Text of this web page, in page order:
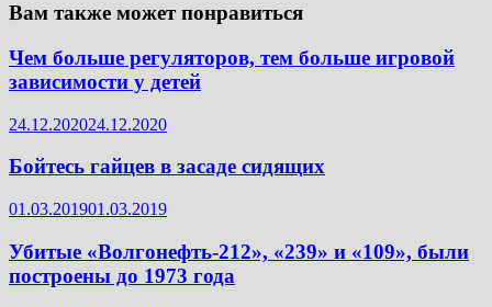
Вам также может понравиться
Чем больше регуляторов, тем больше игровой
зависимости у детей
24.12.202024.12.2020
Бойтесь гайцев в засаде сидящих
01.03.201901.03.2019
Убитые «Волгонефть-212», «239» и «109», были
построены до 1973 года